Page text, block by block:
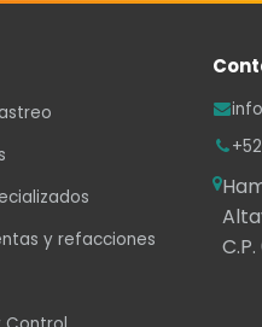
y refacciones